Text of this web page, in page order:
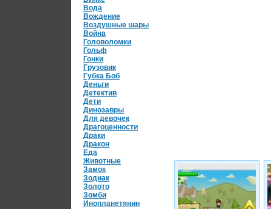
Вода
Вождение
Воздушные шары
Война
Головоломки
Гольф
Гонки
Грузовик
Губка Боб
Деньги
Детектив
Дети
Динозавры
Для девочек
Драгоценности
Драки
Дракон
Еда
Животные
Замок
Зодиак
Золото
Зомби
Инопланетянин